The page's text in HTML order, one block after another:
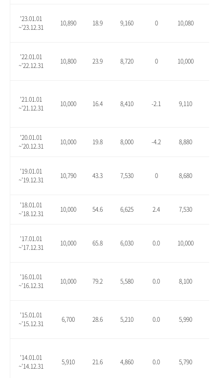
'23.01.01
~'23.12.31
10,890 18.9 9,160 0 10,080
'22.01.01
~'22.12.31
10,800 23.9 8,720 0 10,000
'21.01.01
~'21.12.31
10,000 16.4 8,410 -2.1 9,110
'20.01.01
~'20.12.31
10,000 19.8 8,000 -4.2 8,880
'19.01.01
~'19.12.31
10,790 43.3 7,530 0 8,680
'18.01.01
~'18.12.31
10,000 54.6 6,625 2.4 7,530
'17.01.01
~'17.12.31
10,000 65.8 6,030 0.0 10,000
'16.01.01
~'16.12.31
10,000 79.2 5,580 0.0 8,100
'15.01.01
~'15.12.31
6,700 28.6 5,210 0.0 5,990
'14.01.01
~'14.12.31
5,910 21.6 4,860 0.0 5,790